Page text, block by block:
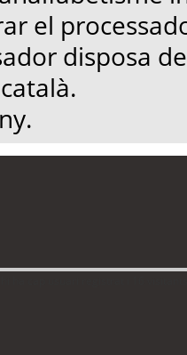
el
disposa